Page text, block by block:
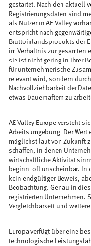
gestartet. Nach den aktuell
Registrierungsdaten sind
als Nutzer in AE Valley
entspricht nach
Bruttoinlandsprodukts der
im Verhältnis zur gesamten
sie ist nicht gering in ihrer
für unternehmerische
relevant wird, sondern
Nachvollziehbarkeit der
etwas Dauerhaftem zu
AE Valley Europe versteht
Arbeitsumgebung. Der
möglichst laut von Zukunft
schaffen, in denen
wirtschaftliche Aktivität
beginnt oft unscheinbar. In
kein endgültiger Beweis,
Beobachtung. Genau in
registrierten Unternehmen.
Vergleichbarkeit und
Europa verfügt über eine
technologische